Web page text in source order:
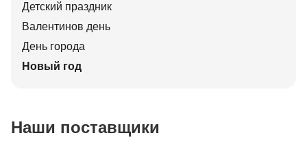
Детский праздник
Валентинов день
День города
Новый год
Наши поставщики